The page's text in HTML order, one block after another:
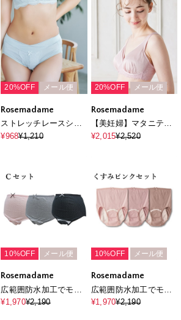
ーツ 大人可愛い マ
チ裏綿100％
ーツ 大人可愛い マ
チ裏綿100％
20%OFF メール便
Rosemadame
ストレッチレースショ
ーツ 妊婦 出産準
チ裏綿100％
¥968¥1,210
20%OFF メール便
Rosemadame
【美妊婦】マタニティ
授乳ブラ ハーフトッ
入院準備 出産準備 産前
¥2,015¥2,520
10%OFF メール便
Rosemadame
広範囲防水加工でモレ
対策できる産褥ショー
¥1,970¥2,190
10%OFF メール便
Rosemadame
広範囲防水加工でモレ
対策できる産褥ショー
¥1,970¥2,190